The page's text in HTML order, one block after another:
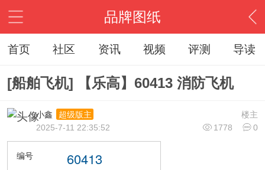
品牌图纸
首页 社区 资讯 视频 评测 导读
[船舶飞机] 【乐高】60413 消防飞机
楼主
小鑫
超级版主
1778
0
2025-7-11 22:35:52
编号 60413